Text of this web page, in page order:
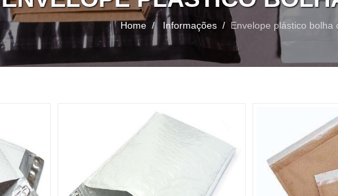
Home Informações Envelope plástico bolha